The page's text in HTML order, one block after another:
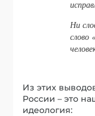
Ни
слово
Из этих
России – это
идеология: